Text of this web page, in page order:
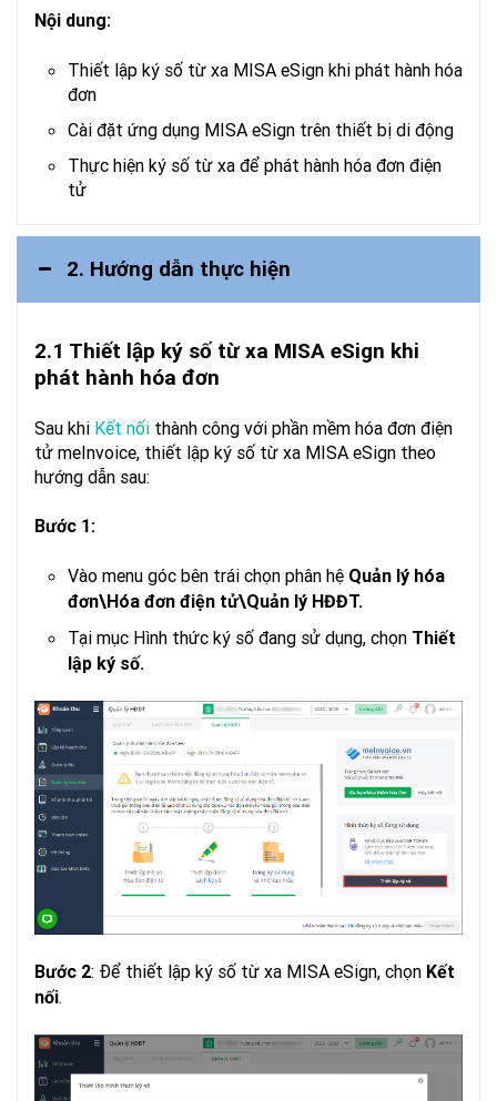
Nội dung:
Thiết lập ký số từ xa MISA eSign khi phát hành hóa
đơn
Cài đặt ứng dụng MISA eSign trên thiết bị di động
Thực hiện ký số từ xa để phát hành hóa đơn điện
tử
2. Hướng dẫn thực hiện
2.1 Thiết lập ký số từ xa MISA eSign khi
phát hành hóa đơn
Sau khi Kết nối thành công với phần mềm hóa đơn điện
tử meInvoice, thiết lập ký số từ xa MISA eSign theo
hướng dẫn sau:
Bước 1:
Vào menu góc bên trái chọn phân hệ Quản lý hóa
đơn\Hóa đơn điện tử\Quản lý HĐĐT.
Tại mục Hình thức ký số đang sử dụng, chọn Thiết
lập ký số.
Bước 2: Để thiết lập ký số từ xa MISA eSign, chọn Kết
nối.